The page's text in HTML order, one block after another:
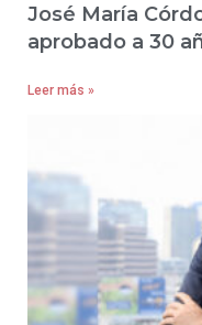
José María
aprobado a 30
Leer más »